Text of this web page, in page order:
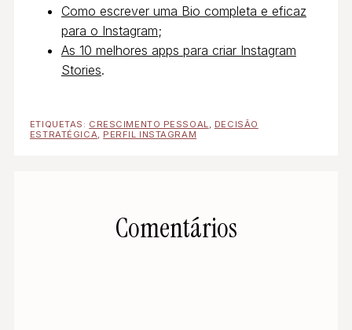
Como escrever uma Bio completa e eficaz
para o Instagram;
As 10 melhores apps para criar Instagram
Stories.
ETIQUETAS: CRESCIMENTO PESSOAL
DECISÃO
ESTRATÉGICA
PERFIL INSTAGRAM
Comentários